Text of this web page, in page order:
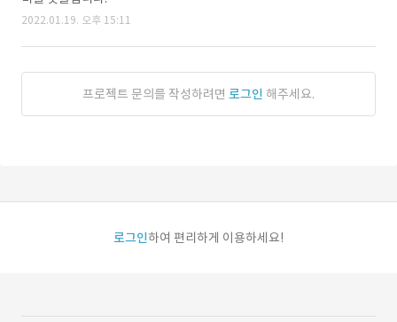
2022.01.19. 오후 15:11
프로젝트 문의를 작성하려면 로그인 해주세요.
로그인하여 편리하게 이용하세요!